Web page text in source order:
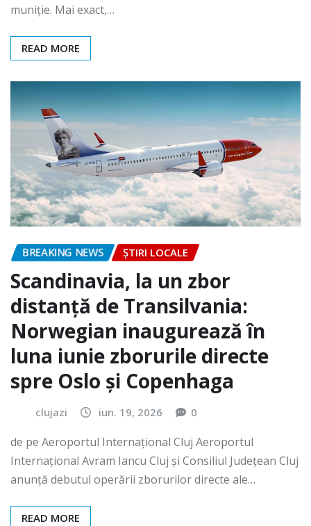
muniție. Mai exact,…
READ MORE
BREAKING NEWS ȘTIRI LOCALE
Scandinavia, la un zbor
distanță de Transilvania:
Norwegian inaugurează în
luna iunie zborurile directe
spre Oslo și Copenhaga
clujazi iun. 19, 2026 0
de pe Aeroportul Internaţional Cluj Aeroportul
Internațional Avram Iancu Cluj și Consiliul Județean Cluj
anunță debutul operării zborurilor directe ale…
READ MORE